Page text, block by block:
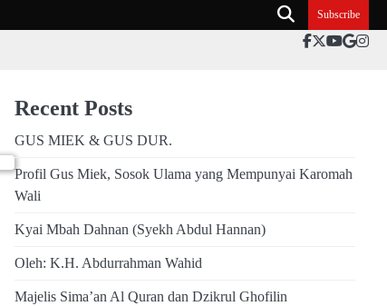
Subscribe
twitter
youtube
Recent Posts
GUS MIEK & GUS DUR.
Profil Gus Miek, Sosok Ulama yang Mempunyai Karomah
Wali
Kyai Mbah Dahnan (Syekh Abdul Hannan)
Oleh: K.H. Abdurrahman Wahid
Majelis Sima’an Al Quran dan Dzikrul Ghofilin